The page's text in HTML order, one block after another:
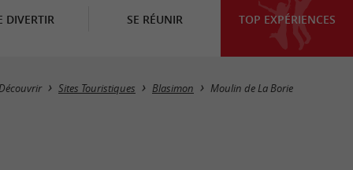
DIVERTIR SE RÉUNIR TOP EXPÉRIENCES
Sites Touristiques Blasimon Moulin de La Borie